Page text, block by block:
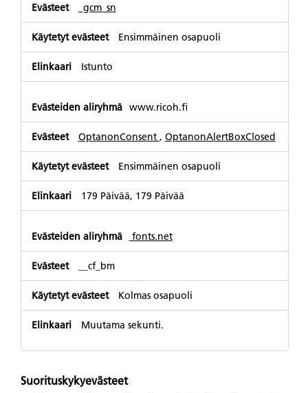
_gcm_sn
Ensimmäinen osapuoli
Istunto
www.ricoh.fi
OptanonConsent , OptanonAlertBoxClosed
Ensimmäinen osapuoli
179 Päivää, 179 Päivää
fonts.net
__cf_bm
Kolmas osapuoli
Muutama sekunti.
Suorituskykyevästeet